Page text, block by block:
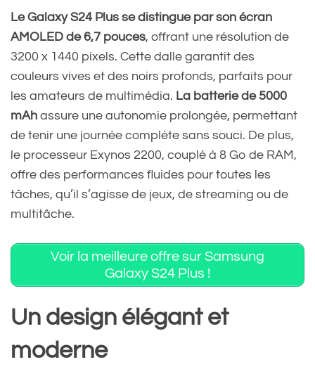
Le Galaxy S24 Plus se distingue par son écran
AMOLED de 6,7 pouces, offrant une résolution de
3200 x 1440 pixels. Cette dalle garantit des
couleurs vives et des noirs profonds, parfaits pour
les amateurs de multimédia. La batterie de 5000
mAh assure une autonomie prolongée, permettant
de tenir une journée complète sans souci. De plus,
le processeur Exynos 2200, couplé à 8 Go de RAM,
offre des performances fluides pour toutes les
tâches, qu’il s’agisse de jeux, de streaming ou de
multitâche.
Voir la meilleure offre sur Samsung
Galaxy S24 Plus !
Un design élégant et
moderne